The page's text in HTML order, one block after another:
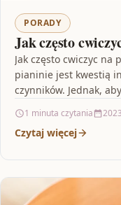
PORADY
Jak często
Jak często cwiczyc na
pianinie jest kwestią
czynników. Jednak,
1 minuta czytania
Czytaj więcej